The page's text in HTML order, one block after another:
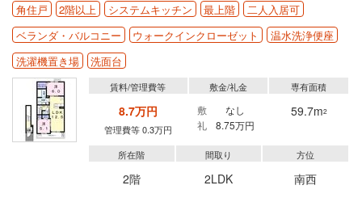
角住戸
2階以上 システムキッチン 最上階
二人入居可
ベランダ・バルコニー
ウォークインクローゼット
温水洗浄便座
洗濯機置き場
洗面台
賃料/管理費等
8.7万円
管理費等 0.3万円
敷金/礼金
敷
なし
礼
8.75万円
専有面積
59.7m2
所在階
2階
間取り
2LDK
方位
南西